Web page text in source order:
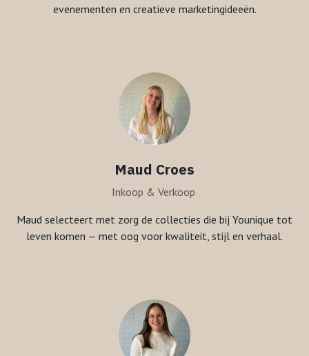
evenementen en creatieve marketingideeën.
Maud Croes
Inkoop & Verkoop
Maud selecteert met zorg de collecties die bij Younique tot
leven komen — met oog voor kwaliteit, stijl en verhaal.